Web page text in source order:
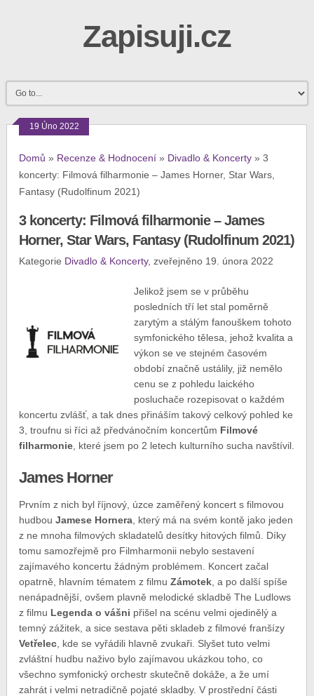
Zapisuji.cz
19 Úno 2022
Domů » Recenze & Hodnocení » Divadlo & Koncerty »3
koncerty: Filmová filharmonie – James Horner, Star Wars,
Fantasy (Rudolfinum 2021)
3 koncerty: Filmová filharmonie – James
Horner, Star Wars, Fantasy (Rudolfinum 2021)
Kategorie Divadlo & Koncerty, zveřejněno 19. února 2022
Jelikož jsem se v průběhu
posledních tří let stal poměrně
zarytým a stálým fanouškem tohoto
symfonického tělesa, jehož kvalita a
výkon se ve stejném časovém
období značně ustálily, již nemělo
cenu se z pohledu laického
posluchače rozepisovat o každém
koncertu zvlášť, a tak dnes přináším takový celkový pohled ke
3, troufnu si říci až předvánočním koncertům Filmové
filharmonie , které jsem po 2 letech kulturního sucha navštívil.
James Horner
Prvním z nich byl říjnový, úzce zaměřený koncert s filmovou
hudbouJamese Hornera , který má na svém kontě jako jeden
z ne mnoha filmových skladatelů desítky hitových filmů. Díky
tomu samozřejmě pro Filmharmonii nebylo sestavení
zajímavého koncertu žádným problémem. Koncert začal
opatrně, hlavním tématem z filmuZámotek , a po další spíše
nenápadnější, ovšem plavně melodické skladbě The Ludlows
z filmu Legenda o vášni přišel na scénu velmi ojedinělý a
temný zážitek, a sice sestava pěti skladeb z filmové franšízy
Vetřelec , kde se vyřádili hlavně zvukaři. Slyšet tuto velmi
zvláštní hudbu naživo bylo zajímavou ukázkou toho, co
všechno symfonický orchestr skutečně dokáže, a že umí
zahrát i velmi netradičně pojaté skladby. V prostřední části